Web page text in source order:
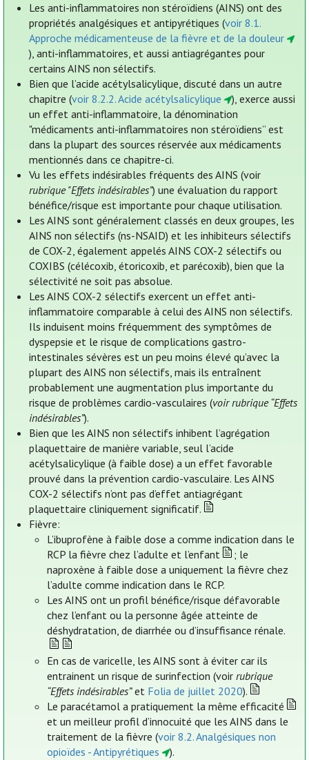
Les anti-inflammatoires non stéroïdiens (AINS) ont des
propriétés analgésiques et antipyrétiques (voir 8.1.
Approche médicamenteuse de la fièvre et de la douleur
), anti-inflammatoires, et aussi antiagrégantes pour
certains AINS non sélectifs.
Bien que l’acide acétylsalicylique, discuté dans un autre
chapitre (voir 8.2.2. Acide acétylsalicylique
), exerce aussi
un effet anti-inflammatoire, la dénomination
"médicaments anti-inflammatoires non stéroïdiens” est
dans la plupart des sources réservée aux médicaments
mentionnés dans ce chapitre-ci.
Vu les effets indésirables fréquents des AINS (voir
rubrique "Effets indésirables”) une évaluation du rapport
bénéfice/risque est importante pour chaque utilisation.
Les AINS sont généralement classés en deux groupes, les
AINS non sélectifs (ns-NSAID) et les inhibiteurs sélectifs
de COX-2, également appelés AINS COX-2 sélectifs ou
COXIBS (célécoxib, étoricoxib, et parécoxib), bien que la
sélectivité ne soit pas absolue.
Les AINS COX-2 sélectifs exercent un effet anti-
inflammatoire comparable à celui des AINS non sélectifs.
Ils induisent moins fréquemment des symptômes de
dyspepsie et le risque de complications gastro-
intestinales sévères est un peu moins élevé qu’avec la
plupart des AINS non sélectifs, mais ils entraînent
probablement une augmentation plus importante du
risque de problèmes cardio-vasculaires (voir rubrique “Effets
indésirables”).
Bien que les AINS non sélectifs inhibent l’agrégation
plaquettaire de manière variable, seul l’acide
acétylsalicylique (à faible dose) a un effet favorable
prouvé dans la prévention cardio-vasculaire. Les AINS
COX-2 sélectifs n’ont pas d’effet antiagrégant
plaquettaire cliniquement significatif.
Fièvre:
L’ibuprofène à faible dose a comme indication dans le
RCP la fièvre chez l’adulte et l’enfant
; le
naproxène à faible dose a uniquement la fièvre chez
l’adulte comme indication dans le RCP.
Les AINS ont un profil bénéfice/risque défavorable
chez l’enfant ou la personne âgée atteinte de
déshydratation, de diarrhée ou d’insuffisance rénale.
En cas de varicelle, les AINS sont à éviter car ils
entrainent un risque de surinfection (voirrubrique
“Effets indésirables”et Folia de juillet 2020).
Le paracétamol a pratiquement la même efficacité
et un meilleur profil d’innocuité que les AINS dans le
traitement de la fièvre (voir 8.2. Analgésiques non
opioïdes - Antipyrétiques
).